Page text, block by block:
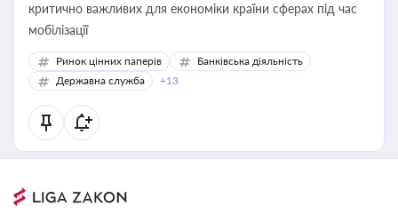
критично важливих для економіки країни сферах під час
мобілізації
Ринок цінних паперів
Банківська діяльність
Державна служба
+13